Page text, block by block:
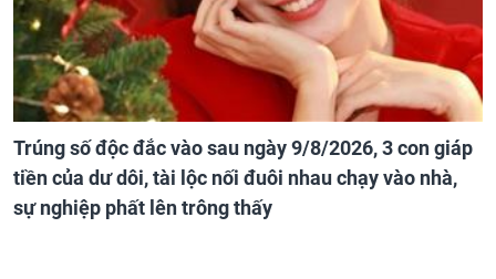
Trúng số độc đắc vào sau ngày 9/8/2026, 3 con giáp
tiền của dư dôi, tài lộc nối đuôi nhau chạy vào nhà,
sự nghiệp phất lên trông thấy